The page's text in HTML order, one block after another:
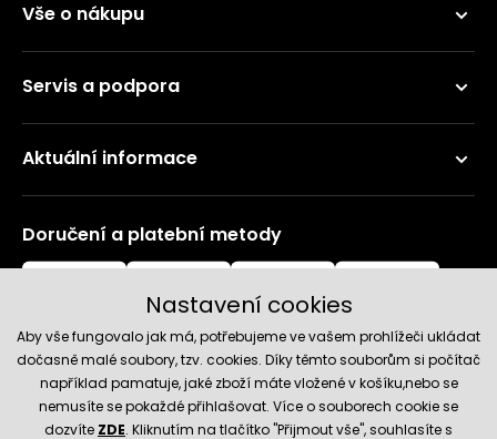
Vše o nákupu
Servis a podpora
Aktuální informace
Doručení a platební metody
Spolehlivý obchod
Nastavení cookies
Aby vše fungovalo jak má, potřebujeme ve vašem prohlížeči ukládat
dočasně malé soubory, tzv. cookies. Díky těmto souborům si počítač
například pamatuje, jaké zboží máte vložené v košíku,nebo se
nemusíte se pokaždé přihlašovat. Více o souborech cookie se
dozvíte ZDE. Kliknutím na tlačítko "Přijmout vše", souhlasíte s